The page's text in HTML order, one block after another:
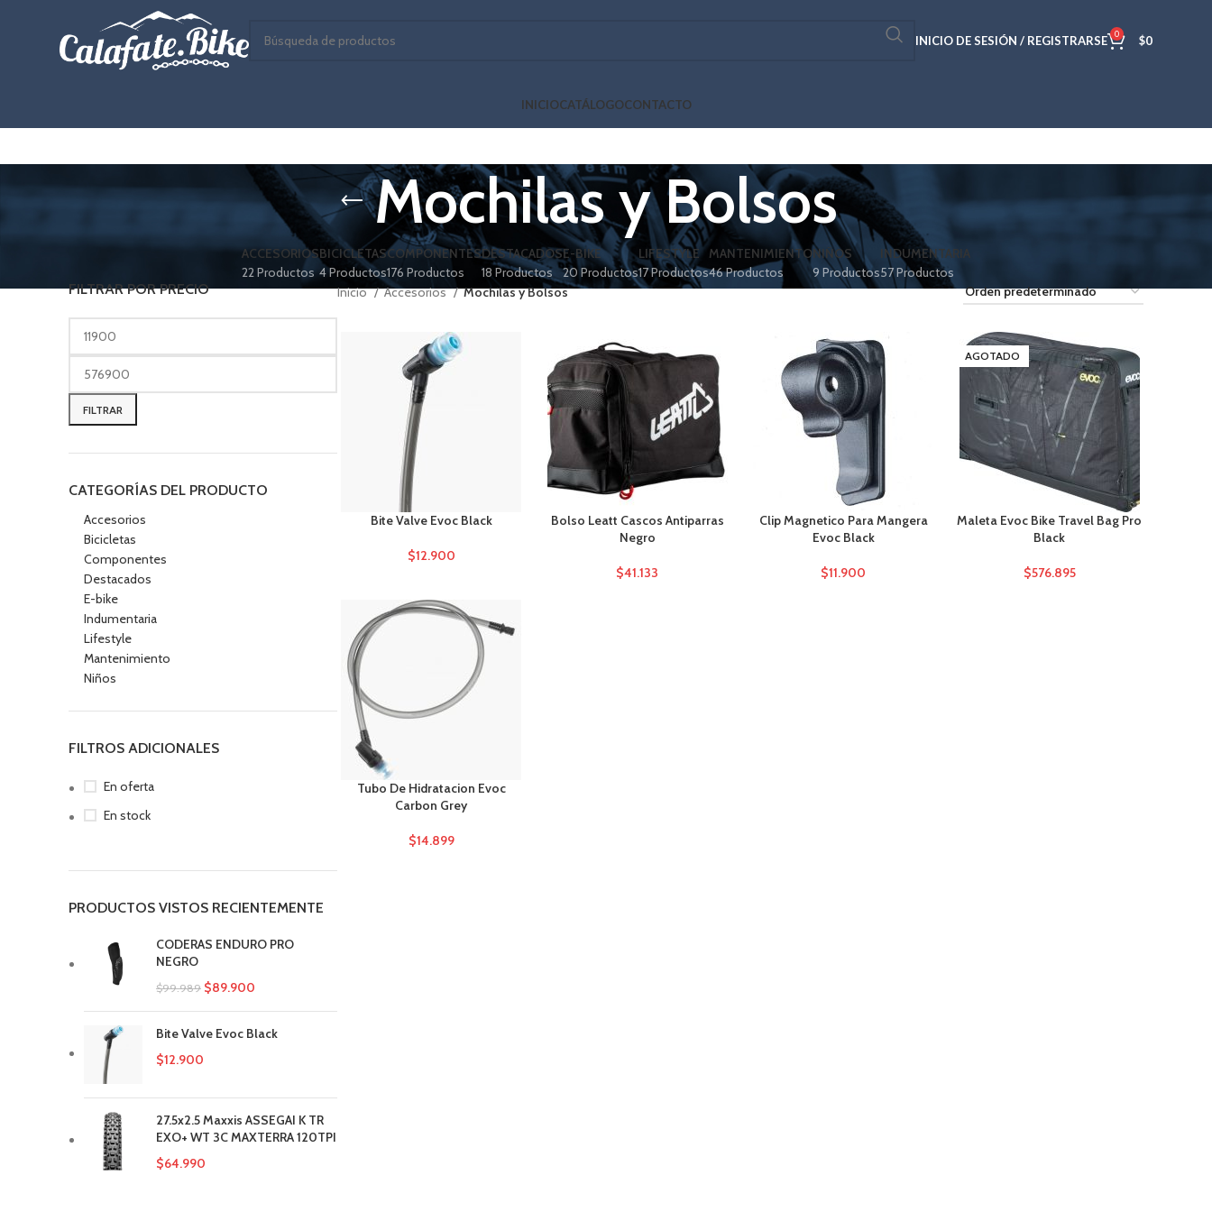
INICIO DE SESIÓN / REGISTRARSE 0 $0
INICIOCATÁLOGOCONTACTO
Mochilas y Bolsos
ACCESORIOS
22 Productos
BICICLETAS
4 Productos
COMPONENTES
176 Productos
DESTACADOS
18 Productos
E-BIKE
20 Productos
LIFESTYLE
17 Productos
MANTENIMIENTO
46 Productos
NIÑOS
9 Productos
INDUMENTARIA
57 Productos
FILTRAR POR PRECIO
FILTRAR
CATEGORÍAS DEL PRODUCTO
Accesorios
Bicicletas
Componentes
Destacados
E-bike
Indumentaria
Lifestyle
Mantenimiento
Niños
FILTROS ADICIONALES
En oferta
En stock
PRODUCTOS VISTOS RECIENTEMENTE
CODERAS ENDURO PRO
NEGRO
$99.989 $89.900
Bite Valve Evoc Black
$12.900
27.5x2.5 Maxxis ASSEGAI K TR
EXO+ WT 3C MAXTERRA 120TPI
$64.990
Inicio Accesorios Mochilas y Bolsos
Bite Valve Evoc Black
$12.900
Bolso Leatt Cascos Antiparras
Negro
$41.133
Clip Magnetico Para Mangera
Evoc Black
$11.900
AGOTADO
Maleta Evoc Bike Travel Bag Pro
Black
$576.895
Tubo De Hidratacion Evoc
Carbon Grey
$14.899